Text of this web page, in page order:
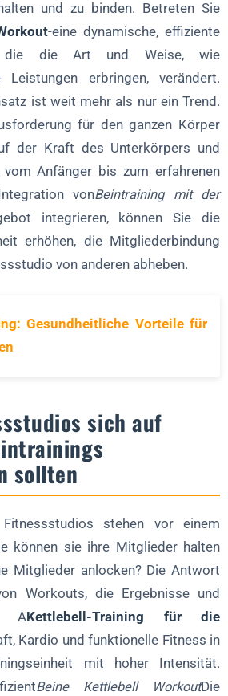
und zu binden. Betreten Sie
-eine dynamische, effiziente
die die Art und Weise, wie
Leistungen erbringen, verändert.
ist weit mehr als nur ein Trend.
für den ganzen Körper
der Kraft des Unterkörpers und
Anfänger bis zum erfahrenen
vonBeintraining mit der
integrieren, können Sie die
erhöhen, die Mitgliederbindung
von anderen abheben.
Gesundheitliche Vorteile für
sich auf
sollten
stehen vor einem
können sie ihre Mitglieder halten
Mitglieder anlocken? Die Antwort
Workouts, die Ergebnisse und
AKettlebell-Training für die
Kardio und funktionelle Fitness in
mit hoher Intensität.
Beine Kettlebell WorkoutDie